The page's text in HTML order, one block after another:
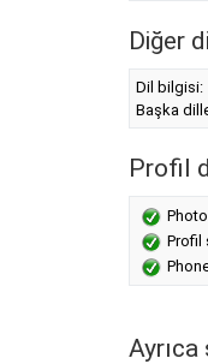
Diğer
Dil
Başka
Profil
Profil
Ayrıca